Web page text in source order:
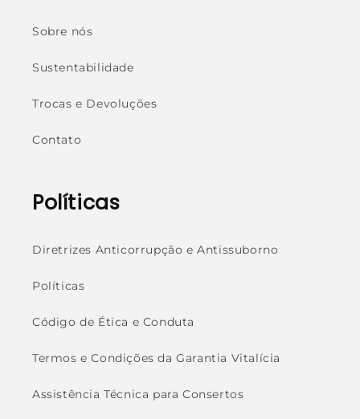
Sobre nós
Sustentabilidade
Trocas e Devoluções
Contato
Políticas
Diretrizes Anticorrupção e Antissuborno
Políticas
Código de Ética e Conduta
Termos e Condições da Garantia Vitalícia
Assistência Técnica para Consertos